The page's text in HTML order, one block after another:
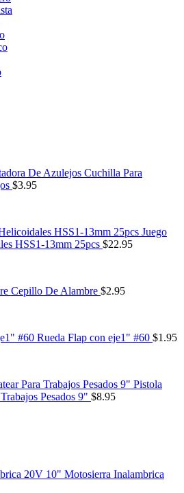
Cuchilla Para
$3.95
Juego
HSS1-13mm 25pcs $22.95
Cepillo De Alambre $2.95
Rueda Flap con eje1" #60 $1.95
Pistola
Pesados 9" $8.95
Motosierra Inalambrica